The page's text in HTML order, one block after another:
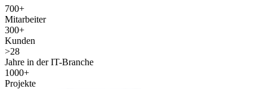
700+
Mitarbeiter
300+
Kunden
>28
Jahre in der IT-Branche
1000+
Projekte